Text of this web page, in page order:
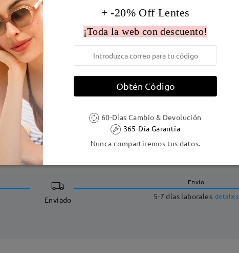
Medio) Diametro de lentes: 52 mm Peso:
DELIVERY
Enviado
Envío
5-7 días laborales detalles
+ -20% Off Lentes
¡Toda la web con descuento!
Obtén Código
60-Días Cambio & Devolución
365-Día Garantía
Nunca compartiremos tus datos.